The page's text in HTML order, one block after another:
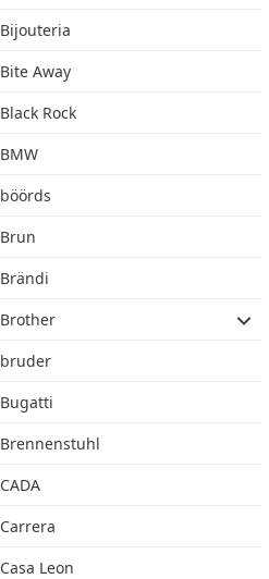
Bijouteria
Bite Away
Black Rock
BMW
böörds
Brun
Brändi
Brother
bruder
Bugatti
Brennenstuhl
CADA
Carrera
Casa Leon